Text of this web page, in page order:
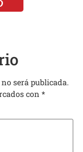
será publicada.
con *